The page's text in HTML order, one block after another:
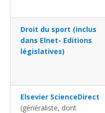
Droit du sport (inclus
dans Elnet- Editions
législatives)
Elsevier ScienceDirect
(généraliste, dont